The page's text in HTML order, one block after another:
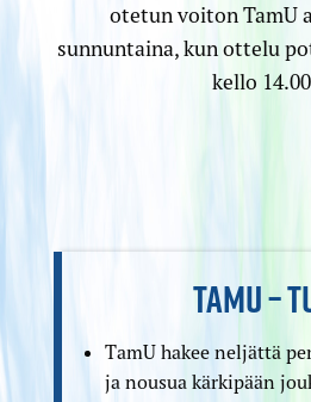
otetun voiton TamU
sunnuntaina, kun ottelu
kello
TAMU –
TamU hakee neljättä
ja nousua kärkipään